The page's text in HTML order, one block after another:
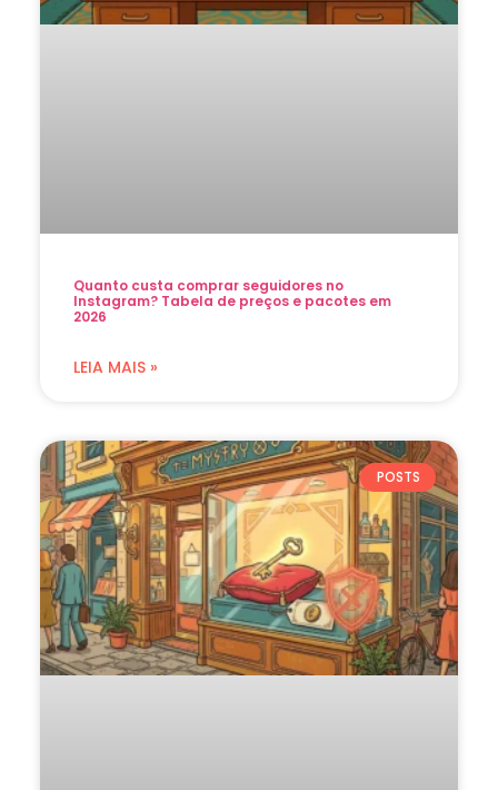
Quanto custa comprar seguidores no
Instagram? Tabela de preços e pacotes em
2026
LEIA MAIS »
POSTS